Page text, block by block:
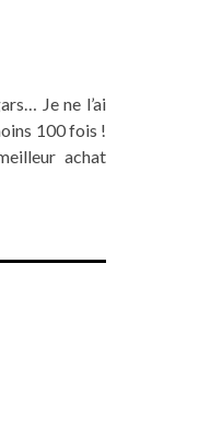
Je ne l’ai
100 fois !
achat